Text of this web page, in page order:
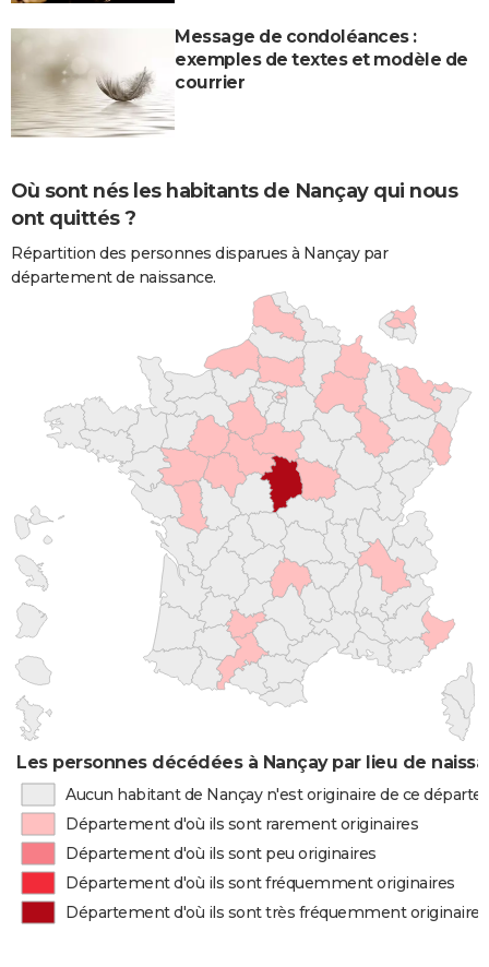
Message de condoléances :
exemples de textes et modèle de
courrier
Où sont nés les habitants de Nançay qui nous
ont quittés ?
Répartition des personnes disparues à Nançay par
département de naissance.
Les personnes décédées à Nançay par lieu de
Aucun habitant de Nançay n'est originaire de ce
Département d'où ils sont rarement originaires
Département d'où ils sont peu originaires
Département d'où ils sont fréquemment originaires
Département d'où ils sont très fréquemment originaires